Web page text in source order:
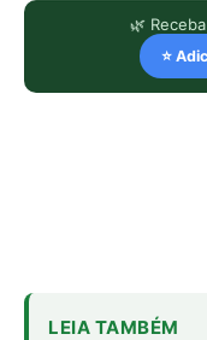
🌿
⭐
LEIA TAMBÉM